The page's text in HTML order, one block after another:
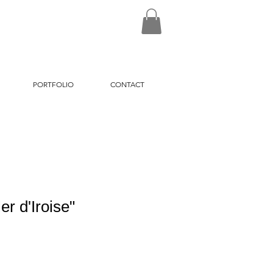
PORTFOLIO CONTACT
d'Iroise"